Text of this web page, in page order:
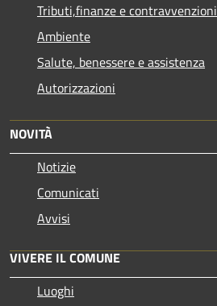
Tributi,finanze e contravvenzioni
Ambiente
Salute, benessere e assistenza
Autorizzazioni
NOVITÀ
Notizie
Comunicati
Avvisi
VIVERE IL COMUNE
Luoghi